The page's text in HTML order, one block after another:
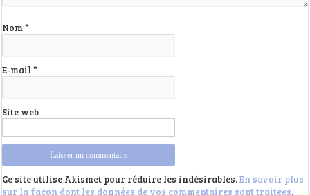
Nom*
E-mail*
Site web
Ce site utilise Akismet pour réduire les indésirables.En savoir plus
sur la façon dont les données de vos commentaires sont traitées.